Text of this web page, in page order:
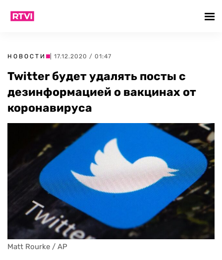
НОВОСТИ | 17.12.2020 / 01:47
Twitter будет удалять посты с
дезинформацией о вакцинах от
коронавируса
Matt Rourke / AP